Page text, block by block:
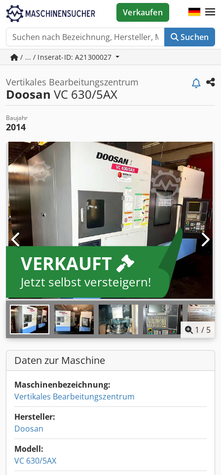
Suchen
Verkaufen
/ ... / Inserat-ID: A21300027
Vertikales Bearbeitungszentrum
Doosan VC 630/5AX
Baujahr
2014
VERKAUFT
Jetzt selbst versteigern!
1 / 5
Daten zur Maschine
Maschinenbezeichnung:
Vertikales Bearbeitungszentrum
Hersteller:
Doosan
Modell:
VC 630/5AX